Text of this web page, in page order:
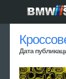
Дата